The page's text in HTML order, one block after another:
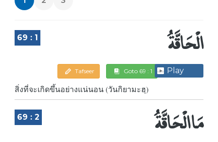
69 : 1 الْحَاقَّةُ
Tafseer Goto 69 : 1 Play
สิ่งที่จะเกิดขึ้นอย่างแน่นอน (วันกิยามะฮฺ)
69 : 2 مَا الْحَاقَّةُ